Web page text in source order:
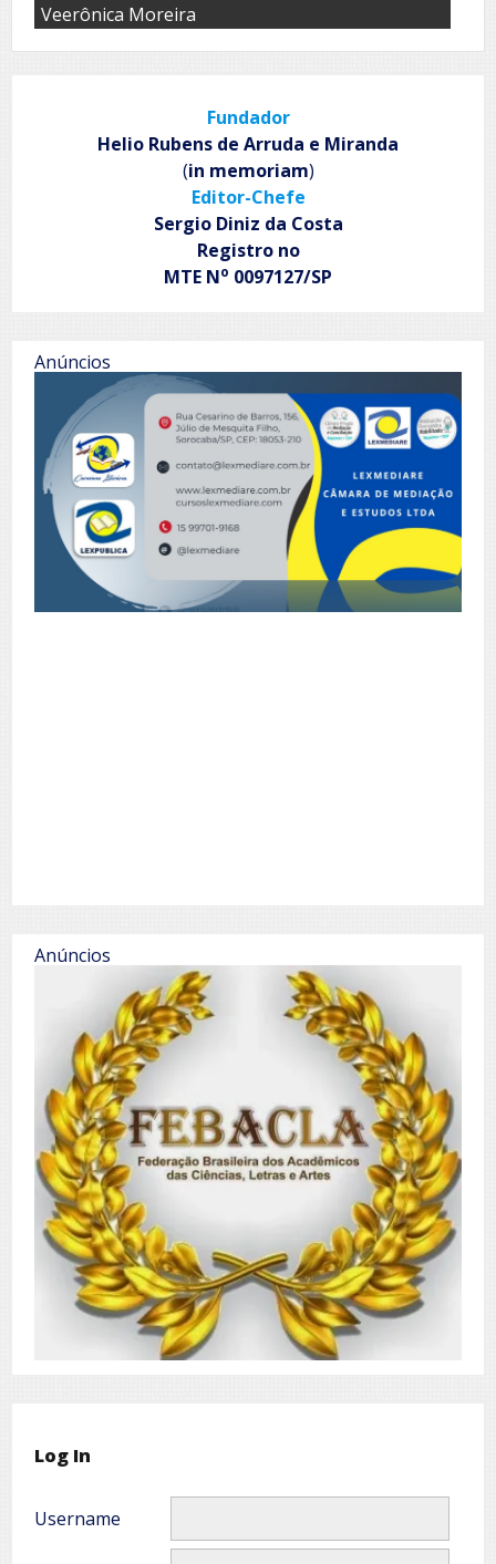
Veerônica Moreira
Fundador
Helio Rubens de Arruda e Miranda
(in memoriam)
Editor-Chefe
Sergio Diniz da Costa
Registro no
MTE No 0097127/SP
Anúncios
Anúncios
Log In
Username